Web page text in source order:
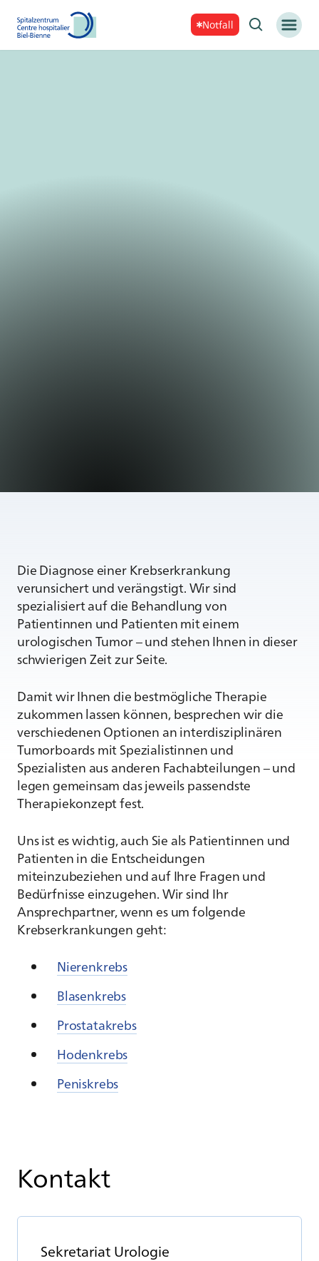
Notfall
Die Diagnose einer Krebserkrankung
verunsichert und verängstigt. Wir sind
spezialisiert auf die Behandlung von
Patientinnen und Patienten mit einem
urologischen Tumor – und stehen Ihnen in dieser
schwierigen Zeit zur Seite.
Damit wir Ihnen die bestmögliche Therapie
zukommen lassen können, besprechen wir die
verschiedenen Optionen an interdisziplinären
Tumorboards mit Spezialistinnen und
Spezialisten aus anderen Fachabteilungen – und
legen gemeinsam das jeweils passendste
Therapiekonzept fest.
Uns ist es wichtig, auch Sie als Patientinnen und
Patienten in die Entscheidungen
miteinzubeziehen und auf Ihre Fragen und
Bedürfnisse einzugehen. Wir sind Ihr
Ansprechpartner, wenn es um folgende
Krebserkrankungen geht:
Nierenkrebs
Blasenkrebs
Prostatakrebs
Hodenkrebs
Peniskrebs
Kontakt
Se­kre­ta­ri­at Uro­lo­gie